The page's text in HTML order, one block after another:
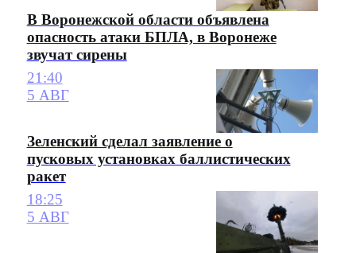
В Воронежской области объявлена
опасность атаки БПЛА, в Воронеже
звучат сирены
21:40
5 АВГ
Зеленский сделал заявление о
пусковых установках баллистических
ракет
18:25
5 АВГ